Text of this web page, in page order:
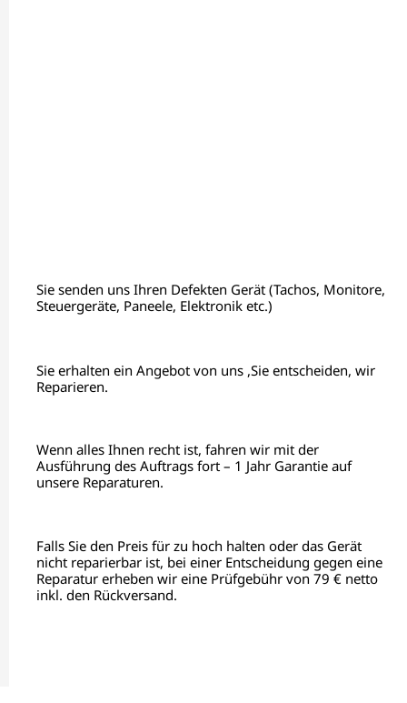
Sie senden uns Ihren Defekten Gerät (Tachos, Monitore,
Steuergeräte, Paneele, Elektronik etc.)
Sie erhalten ein Angebot von uns ,Sie entscheiden, wir
Reparieren.
Wenn alles Ihnen recht ist, fahren wir mit der
Ausführung des Auftrags fort – 1 Jahr Garantie auf
unsere Reparaturen.
Falls Sie den Preis für zu hoch halten oder das Gerät
nicht reparierbar ist, bei einer Entscheidung gegen eine
Reparatur erheben wir eine Prüfgebühr von 79 € netto
inkl. den Rückversand.